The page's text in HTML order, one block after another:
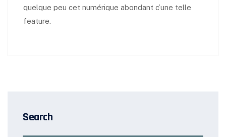
quelque peu cet numérique abondant c’une telle
feature.
Search